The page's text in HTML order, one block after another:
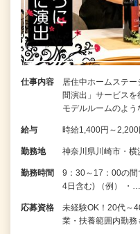
仕事内容
居住中ホームステ
間演出」サービスを
モデルルームのよ
給与 時給1,400円～2,200
勤務地 神奈川県川崎市・
勤務時間
9：30～17：00の
4日含む) （例） ・…
応募資格
未経験OK！20代～
業・扶養範囲内勤務